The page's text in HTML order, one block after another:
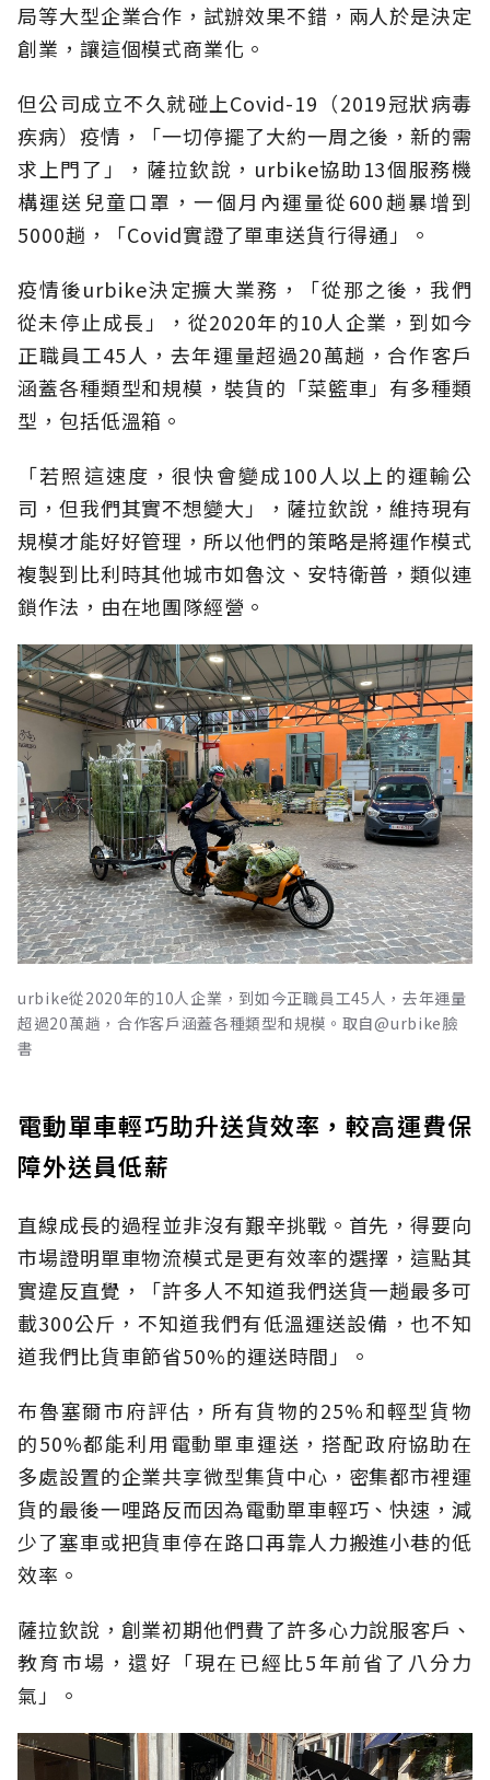
局等大型企業合作，試辦效果不錯，兩人於是決定
創業，讓這個模式商業化。
但公司成立不久就碰上Covid-19（2019冠狀病毒
疾病）疫情，「一切停擺了大約一周之後，新的需
求上門了」，薩拉欽說，urbike協助13個服務機
構運送兒童口罩，一個月內運量從600趟暴增到
5000趟，「Covid實證了單車送貨行得通」。
疫情後urbike決定擴大業務，「從那之後，我們
從未停止成長」，從2020年的10人企業，到如今
正職員工45人，去年運量超過20萬趟，合作客戶
涵蓋各種類型和規模，裝貨的「菜籃車」有多種類
型，包括低溫箱。
「若照這速度，很快會變成100人以上的運輸公
司，但我們其實不想變大」，薩拉欽說，維持現有
規模才能好好管理，所以他們的策略是將運作模式
複製到比利時其他城市如魯汶、安特衛普，類似連
鎖作法，由在地團隊經營。
urbike從2020年的10人企業，到如今正職員工45人，去年運量
超過20萬趟，合作客戶涵蓋各種類型和規模。取自@urbike臉
書
電動單車輕巧助升送貨效率，較高運費保
障外送員低薪
直線成長的過程並非沒有艱辛挑戰。首先，得要向
市場證明單車物流模式是更有效率的選擇，這點其
實違反直覺，「許多人不知道我們送貨一趟最多可
載300公斤，不知道我們有低溫運送設備，也不知
道我們比貨車節省50%的運送時間」。
布魯塞爾市府評估，所有貨物的25%和輕型貨物
的50%都能利用電動單車運送，搭配政府協助在
多處設置的企業共享微型集貨中心，密集都市裡運
貨的最後一哩路反而因為電動單車輕巧、快速，減
少了塞車或把貨車停在路口再靠人力搬進小巷的低
效率。
薩拉欽說，創業初期他們費了許多心力說服客戶、
教育市場，還好「現在已經比5年前省了八分力
氣」。